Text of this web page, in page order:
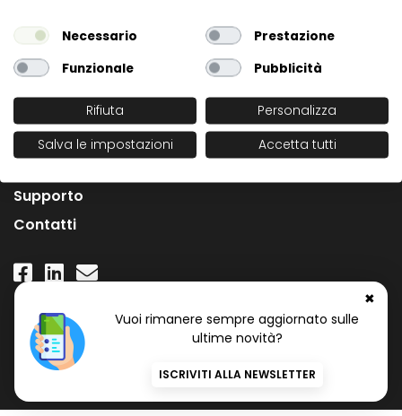
✖
Vuoi rimanere sempre aggiornato sulle
ultime novità?
ISCRIVITI ALLA NEWSLETTER
L'Azienda
Supporto
Contatti
Numero Verde Gratuito
800 97 34 34
Necessario
Prestazione
Funzionale
Pubblicità
Rifiuta
Personalizza
Salva le impostazioni
Accetta tutti